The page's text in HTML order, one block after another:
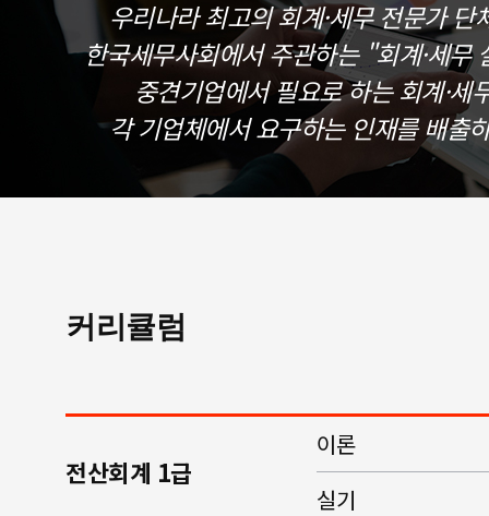
우리나라 최고의 회계·세무 전문가
한국세무사회에서 주관하는 "회계·세무
중견기업에서 필요로 하는 회계·세
각 기업체에서 요구하는 인재를 배출
커리큘럼
전산회계 1급
이론
실기